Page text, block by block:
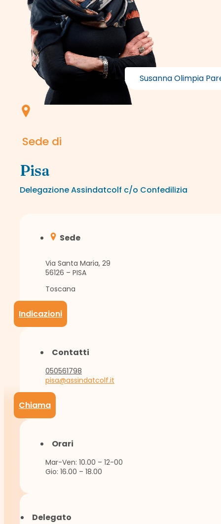
Susanna Olimpia
Sede di
Pisa
Delegazione Assindatcolf c/o Confedilizia
Sede
Via Santa Maria, 29
56126 – PISA
Toscana
Indicazioni
Contatti
050561798
pisa@assindatcolf.it
Chiama
Orari
Mar-Ven: 10.00 – 12-00
Gio: 16.00 – 18.00
Delegato